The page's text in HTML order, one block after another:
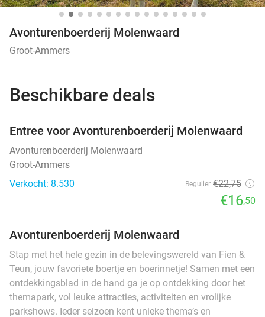
Avonturenboerderij Molenwaard
Groot-Ammers
Beschikbare deals
Entree voor Avonturenboerderij Molenwaard
Avonturenboerderij Molenwaard
Groot-Ammers
Verkocht: 8.530
Regulier €22,75
€16,50
Avonturenboerderij Molenwaard
Stap met het hele gezin in de belevingswereld van Fien &
Teun, jouw favoriete boertje en boerinnetje! Samen met een
ontdekkingsblad in de hand ga je op ontdekking door het
themapark, vol leuke attracties, activiteiten en vrolijke
parkshows. Ieder seizoen kent unieke thema’s en